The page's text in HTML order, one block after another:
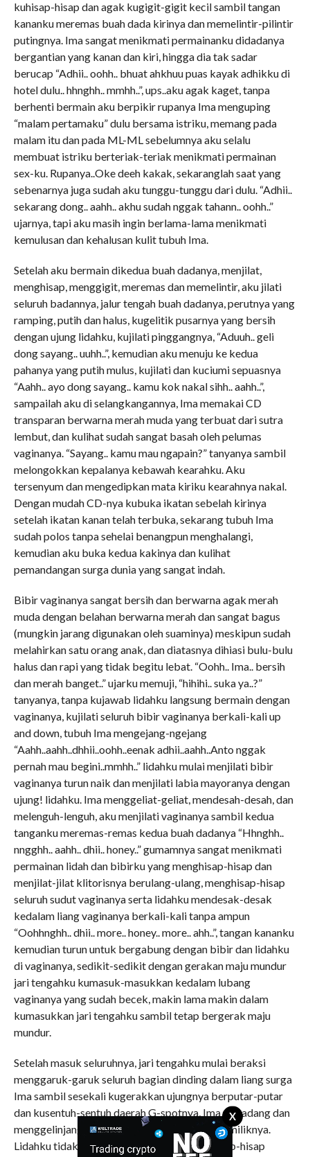
X
kuhisap-hisap dan agak kugigit-gigit kecil sambil tangan
kananku meremas buah dada kirinya dan memelintir-pilintir
putingnya. Ima sangat menikmati permainanku didadanya
bergantian yang kanan dan kiri, hingga dia tak sadar
berucap “Adhii.. oohh.. bhuat ahkhuu puas kayak adhikku di
hotel dulu.. hhnghh.. mmhh..”, ups..aku agak kaget, tanpa
berhenti bermain aku berpikir rupanya Ima menguping
“malam pertamaku” dulu bersama istriku, memang pada
malam itu dan pada ML-ML sebelumnya aku selalu
membuat istriku berteriak-teriak menikmati permainan
sex-ku. Rupanya..Oke deeh kakak, sekaranglah saat yang
sebenarnya juga sudah aku tunggu-tunggu dari dulu. “Adhii..
sekarang dong.. aahh.. akhu sudah nggak tahann.. oohh..”
ujarnya, tapi aku masih ingin berlama-lama menikmati
kemulusan dan kehalusan kulit tubuh Ima.
Setelah aku bermain dikedua buah dadanya, menjilat,
menghisap, menggigit, meremas dan memelintir, aku jilati
seluruh badannya, jalur tengah buah dadanya, perutnya yang
ramping, putih dan halus, kugelitik pusarnya yang bersih
dengan ujung lidahku, kujilati pinggangnya, “Aduuh.. geli
dong sayang.. uuhh..”, kemudian aku menuju ke kedua
pahanya yang putih mulus, kujilati dan kuciumi sepuasnya
“Aahh.. ayo dong sayang.. kamu kok nakal sihh.. aahh..”,
sampailah aku di selangkangannya, Ima memakai CD
transparan berwarna merah muda yang terbuat dari sutra
lembut, dan kulihat sudah sangat basah oleh pelumas
vaginanya. “Sayang.. kamu mau ngapain?” tanyanya sambil
melongokkan kepalanya kebawah kearahku. Aku
tersenyum dan mengedipkan mata kiriku kearahnya nakal.
Dengan mudah CD-nya kubuka ikatan sebelah kirinya
setelah ikatan kanan telah terbuka, sekarang tubuh Ima
sudah polos tanpa sehelai benangpun menghalangi,
kemudian aku buka kedua kakinya dan kulihat
pemandangan surga dunia yang sangat indah.
Bibir vaginanya sangat bersih dan berwarna agak merah
muda dengan belahan berwarna merah dan sangat bagus
(mungkin jarang digunakan oleh suaminya) meskipun sudah
melahirkan satu orang anak, dan diatasnya dihiasi bulu-bulu
halus dan rapi yang tidak begitu lebat. “Oohh.. Ima.. bersih
dan merah banget..” ujarku memuji, “hihihi.. suka ya..?”
tanyanya, tanpa kujawab lidahku langsung bermain dengan
vaginanya, kujilati seluruh bibir vaginanya berkali-kali up
and down, tubuh Ima mengejang-ngejang
“Aahh..aahh..dhhii..oohh..eenak adhii..aahh..Anto nggak
pernah mau begini..mmhh..” lidahku mulai menjilati bibir
vaginanya turun naik dan menjilati labia mayoranya dengan
ujung! lidahku. Ima menggeliat-geliat, mendesah-desah, dan
melenguh-lenguh, aku menjilati vaginanya sambil kedua
tanganku meremas-remas kedua buah dadanya “Hhnghh..
nngghh.. aahh.. dhii.. honey..” gumamnya sangat menikmati
permainan lidah dan bibirku yang menghisap-hisap dan
menjilat-jilat klitorisnya berulang-ulang, menghisap-hisap
seluruh sudut vaginanya serta lidahku mendesak-desak
kedalam liang vaginanya berkali-kali tanpa ampun
“Oohhnghh.. dhii.. more.. honey.. more.. ahh..”, tangan kananku
kemudian turun untuk bergabung dengan bibir dan lidahku
di vaginanya, sedikit-sedikit dengan gerakan maju mundur
jari tengahku kumasuk-masukkan kedalam lubang
vaginanya yang sudah becek, makin lama makin dalam
kumasukkan jari tengahku sambil tetap bergerak maju
mundur.
Setelah masuk seluruhnya, jari tengahku mulai beraksi
menggaruk-garuk seluruh bagian dinding dalam liang surga
Ima sambil sesekali kugerakkan ujungnya berputar-putar
dan kusentuh-sentuh daerah G-spotnya, Ima meradang dan
menggelinjang hebat ketika kusentuh G-spot miliknya.
Lidahku tidak berhenti menjilati sambil kuhisap-hisap